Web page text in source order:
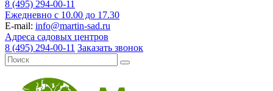
8 (495) 294-00-11
Ежедневно с 10.00 до 17.30
E-mail: info@martin-sad.ru
Адреса садовых центров
8 (495) 294-00-11 Заказать звонок